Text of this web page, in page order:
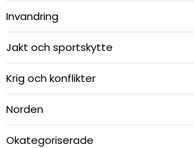
Invandring
Jakt och sportskytte
Krig och konflikter
Norden
Okategoriserade